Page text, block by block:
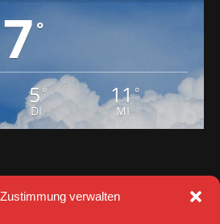
verwalten
7°
5°
DI
11°
MI